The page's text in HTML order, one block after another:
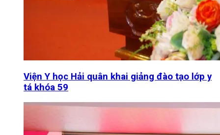
Viện Y học Hải quân khai giảng đào tạo lớp y
tá khóa 59